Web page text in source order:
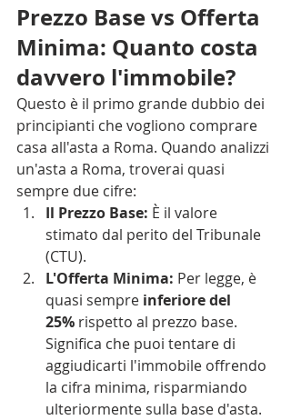
Prezzo Base vs Offerta
Minima: Quanto costa
davvero l'immobile?
Questo è il primo grande dubbio dei
principianti che vogliono comprare
casa all'asta a Roma. Quando analizzi
un'asta a Roma, troverai quasi
sempre due cifre:
Il Prezzo Base: È il valore
stimato dal perito del Tribunale
(CTU).
L'Offerta Minima: Per legge, è
quasi sempre inferiore del
25% rispetto al prezzo base.
Significa che puoi tentare di
aggiudicarti l'immobile offrendo
la cifra minima, risparmiando
ulteriormente sulla base d'asta.